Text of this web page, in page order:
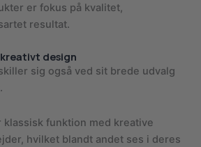
er fokus på kvalitet,
resultat.
design
sig også ved sit brede udvalg
funktion med kreative
hvilket blandt andet ses i deres